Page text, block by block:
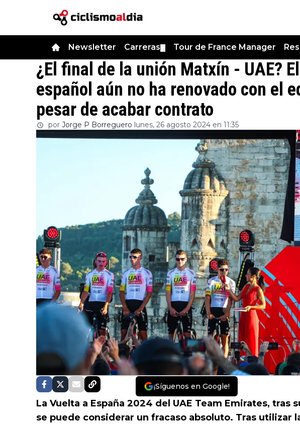
Newsletter Carreras Tour de France Manager
¿El final de la unión Matxín - UAE?
español aún no ha renovado con el
pesar de acabar contrato
por Jorge P Borreguero lunes, 26 agosto 2024 en 11:35
¡Síguenos en Google!
La Vuelta a España 2024 del UAE Team Emirates, tras
se puede considerar un fracaso absoluto. Tras utilizar